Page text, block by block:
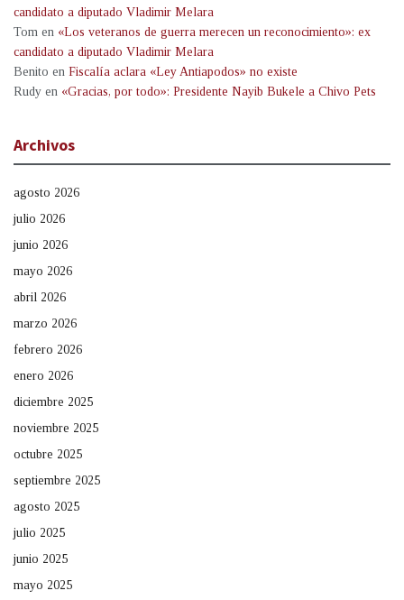
candidato a diputado Vladimir Melara
Tom en «Los veteranos de guerra merecen un reconocimiento»: ex
candidato a diputado Vladimir Melara
Benito en Fiscalía aclara «Ley Antiapodos» no existe
Rudy en «Gracias, por todo»: Presidente Nayib Bukele a Chivo Pets
Archivos
agosto 2026
julio 2026
junio 2026
mayo 2026
abril 2026
marzo 2026
febrero 2026
enero 2026
diciembre 2025
noviembre 2025
octubre 2025
septiembre 2025
agosto 2025
julio 2025
junio 2025
mayo 2025